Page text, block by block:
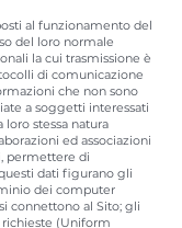
al funzionamento del
del loro normale
la cui trasmissione è
di comunicazione
che non sono
a soggetti interessati
stessa natura
ed associazioni
permettere di
dati figurano gli
dei computer
connettono al Sito; gli
richieste (Uniform